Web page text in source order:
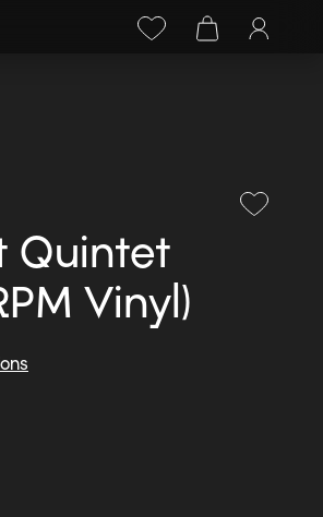
+38 (068) 778-40-38
Quintet
Vinyl)